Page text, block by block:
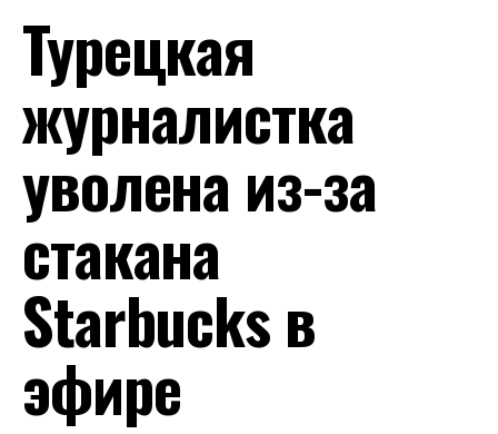
Турецкая
журналистка
уволена из-за
стакана
Starbucks в
эфире